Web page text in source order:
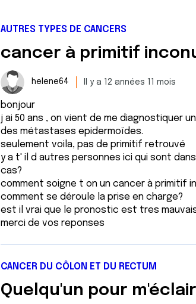
AUTRES TYPES DE CANCERS
cancer à primitif
helene64 Il y a 12 années 11 mois
bonjour
j ai 50 ans , on vient de me diagnostiquer
des métastases epidermoïdes.
seulement voila, pas de primitif retrouvé
y a t' il d autres personnes ici qui sont
cas?
comment soigne t on un cancer à primitif
comment se déroule la prise en charge?
est il vrai que le pronostic est tres
merci de vos reponses
CANCER DU CÔLON ET DU RECTUM
Quelqu'un pour